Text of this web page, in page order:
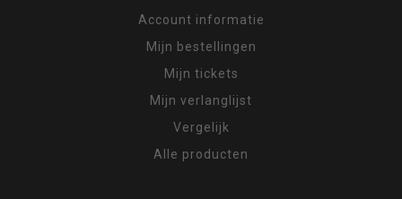
Account informatie
Mijn bestellingen
Mijn tickets
Mijn verlanglijst
Vergelijk
Alle producten